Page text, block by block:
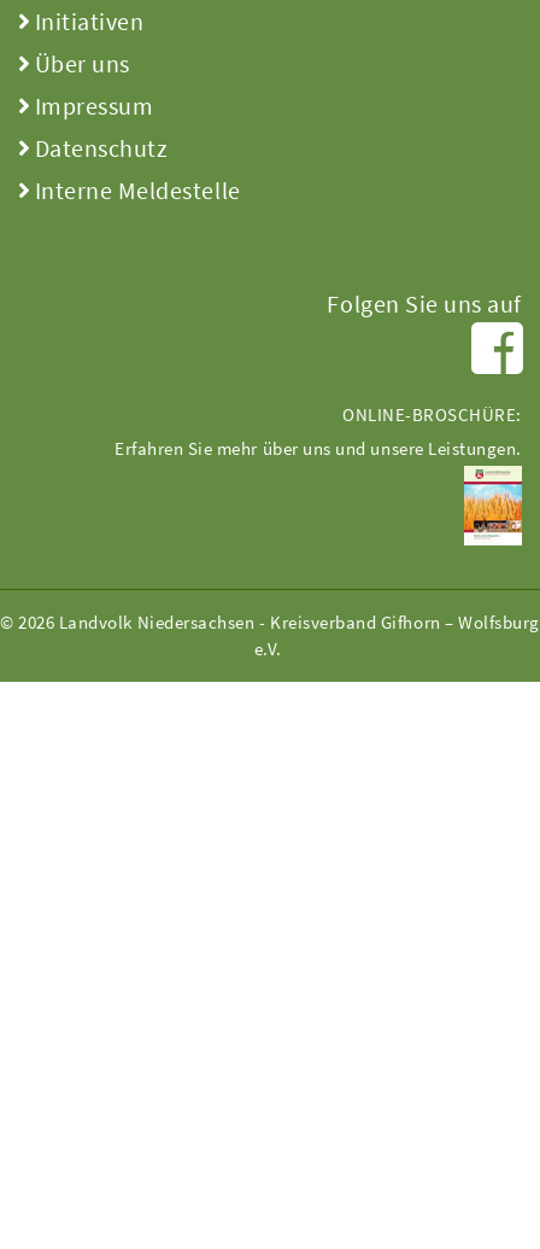
Initiativen
Über uns
Impressum
Datenschutz
Interne Meldestelle
Folgen Sie uns auf
ONLINE-BROSCHÜRE:
Erfahren Sie mehr über uns und unsere Leistungen.
© 2026 Landvolk Niedersachsen - Kreisverband Gifhorn – Wolfsburg
e.V.